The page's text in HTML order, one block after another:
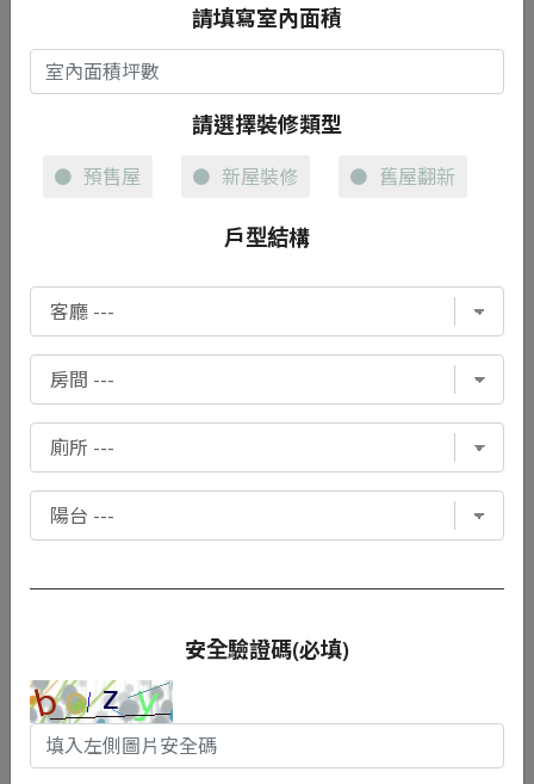
現代工業風
鐵件.PVC地板.鋼刷梧桐木皮.火烤南方松.車牙管.壁紙.
系統櫃V313E1板材.
請填寫室內面積
請選擇裝修類型
預售屋 新屋裝修 舊屋翻新
戶型結構
安全驗證碼(必填)